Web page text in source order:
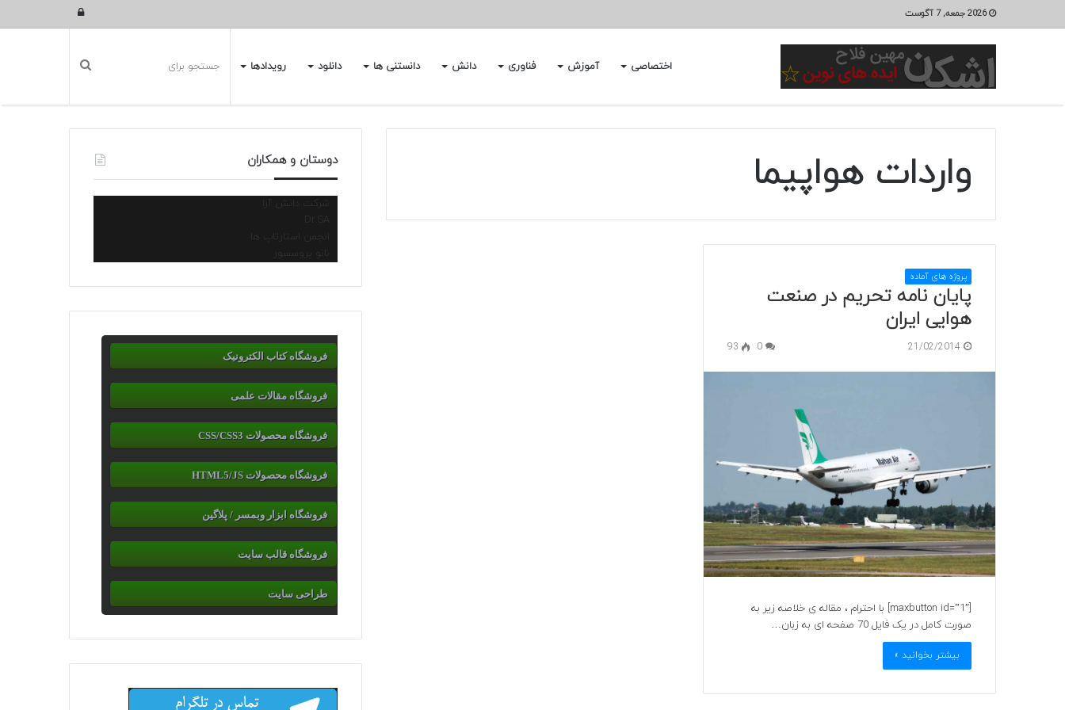
2026 جمعه, 7 آگوست ورود
اختصاصی آموزش فناوری دانش دانستنی ها دانلود رویدادها
واردات هواپیما
پروژه های آماده
پایان نامه تحریم در صنعت
هوایی ایران
21/02/2014
0
93
[maxbutton id=”1″] با احترام ، مقاله ی خلاصه زیر به
صورت کامل در یک فایل 70 صفحه ای به زبان…
بیشتر بخوانید »
دوستان و همکاران
شرکت دانش آرا
انجمن استارتاپ ها
نانو پروسسور
فروشگاه کتاب الکترونیک
فروشگاه مقالات علمی
فروشگاه محصولات CSS/CSS3
فروشگاه محصولات HTML5/JS
فروشگاه ابزار وبمسر / پلاگین
فروشگاه قالب سایت
طراحی سایت